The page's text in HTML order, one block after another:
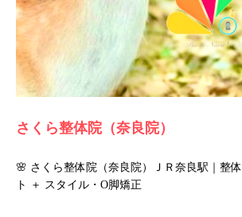
さくら整体院（奈良院）
🌸 さくら整体院（奈良院）ＪＲ奈良駅｜整
ト ＋ スタイル・O脚矯正